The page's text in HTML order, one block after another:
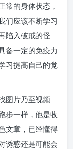
常的身体状态，
们应该不断学习
陷入破戒的怪
备一定的免疫力
习提高自己的觉
图片乃至视频
步一样，他是收
文章，已经懂得
诱惑还是可能会